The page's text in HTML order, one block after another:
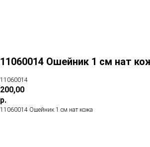
11060014 Ошейник 1 см нат
11060014
200,00
р.
11060014 Ошейник 1 см нат кожа